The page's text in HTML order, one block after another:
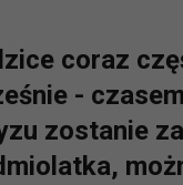
coraz
-
zostanie